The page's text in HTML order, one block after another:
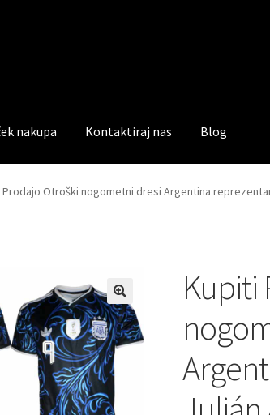
nakupa Kontaktiraj nas Blog
nakupa
Otroški nogometni dresi Argentina
Kupiti